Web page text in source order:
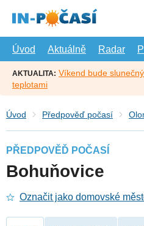
hlavní
Úvod
Aktuálně Radar
AKTUALITA: Víkend bude
teplotami
Úvod Předpověď počasí
PŘEDPOVĚĎ POČASÍ
Bohuňovice
Označit jako domovské